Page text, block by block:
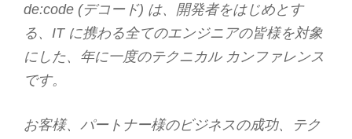
de:code (デコード) は、開発者をはじめとす
る、IT に携わる全てのエンジニアの皆様を対象
にした、年に一度のテクニカル カンファレンス
です。
お客様、パートナー様のビジネスの成功、テク